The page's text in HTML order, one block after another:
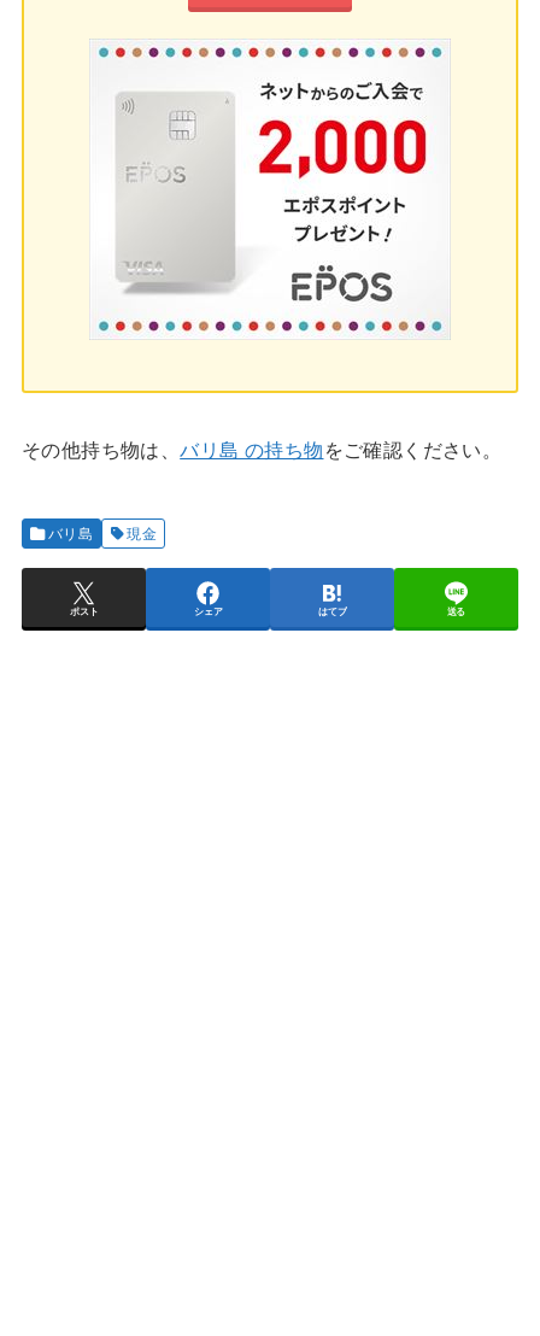
その他持ち物は、 バリ島 の持ち物 をご確認ください。
バリ島 現金
ポスト シェア はてブ 送る